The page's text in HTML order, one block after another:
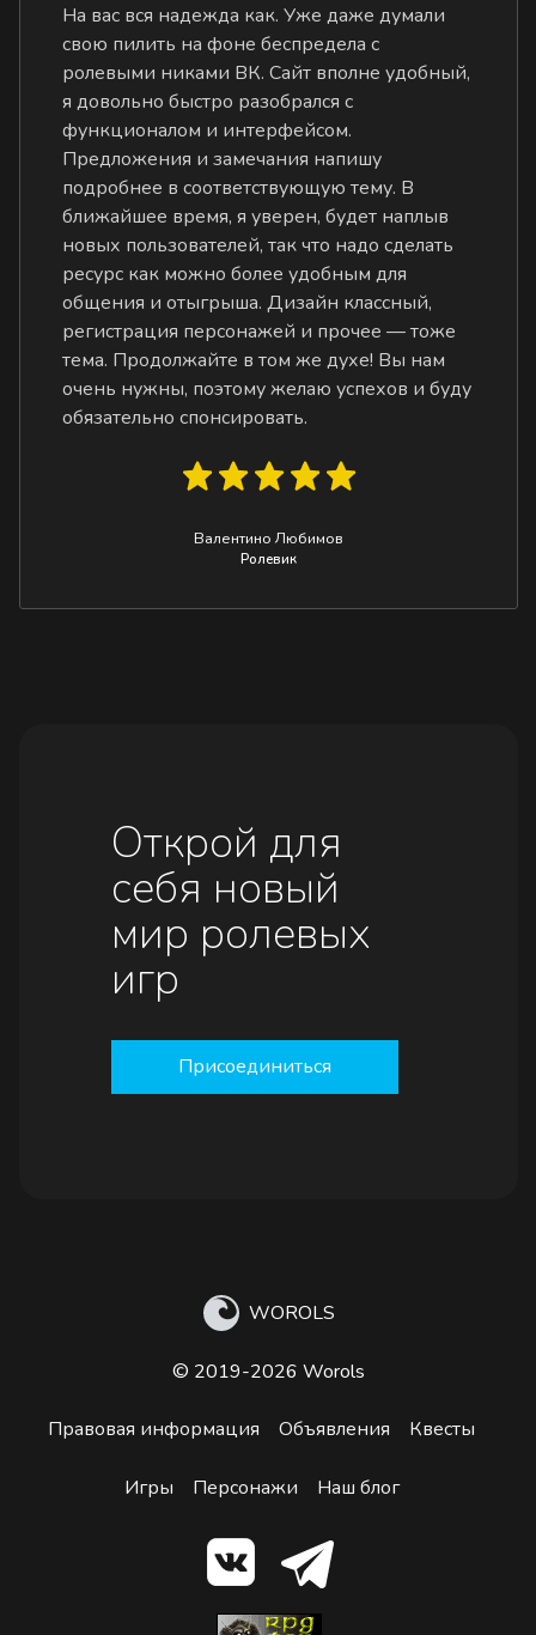
На вас вся надежда как. Уже даже думали
свою пилить на фоне беспредела с
ролевыми никами ВК. Сайт вполне удобный,
я довольно быстро разобрался с
функционалом и интерфейсом.
Предложения и замечания напишу
подробнее в соответствующую тему. В
ближайшее время, я уверен, будет наплыв
новых пользователей, так что надо сделать
ресурс как можно более удобным для
общения и отыгрыша. Дизайн классный,
регистрация персонажей и прочее — тоже
тема. Продолжайте в том же духе! Вы нам
очень нужны, поэтому желаю успехов и буду
обязательно спонсировать.
Валентино Любимов
Ролевик
Открой для
себя новый
мир ролевых
игр
Присоединиться
WOROLS
© 2019-2026 Worols
Правовая информация Объявления Квесты
Игры Персонажи Наш блог